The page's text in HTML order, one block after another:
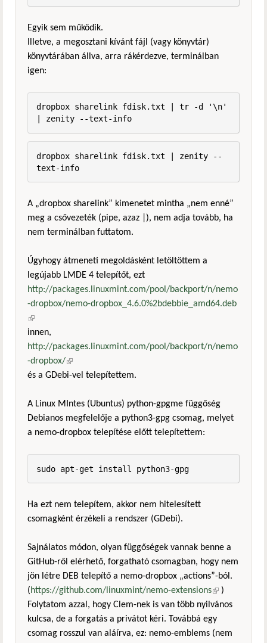
Egyik sem működik.
Illetve, a megosztani kívánt fájl (vagy könyvtár)
könyvtárában állva, arra rákérdezve, terminálban
igen:
dropbox sharelink fdisk.txt | tr -d '\n'
| zenity --text-info
dropbox sharelink fdisk.txt | zenity --
text-info
A „dropbox sharelink” kimenetet mintha „nem enné”
meg a csővezeték (pipe, azaz |), nem adja tovább, ha
nem terminálban futtatom.
Úgyhogy átmeneti megoldásként letöltöttem a
legújabb LMDE 4 telepítőt, ezt
http://packages.linuxmint.com/pool/backport/n/nemo
-dropbox/nemo-dropbox_4.6.0%2bdebbie_amd64.deb
(külső hivatkozás)
innen,
http://packages.linuxmint.com/pool/backport/n/nemo
-dropbox/(külső hivatkozás)
és a GDebi-vel telepítettem.
A Linux MIntes (Ubuntus) python-gpgme függőség
Debianos megfelelője a python3-gpg csomag, melyet
a nemo-dropbox telepítése előtt telepítettem:
sudo apt-get install python3-gpg
Ha ezt nem telepítem, akkor nem hitelesített
csomagként érzékeli a rendszer (GDebi).
Sajnálatos módon, olyan függőségek vannak benne a
GitHub-ről elérhető, forgatható csomagban, hogy nem
jön létre DEB telepítő a nemo-dropbox „actions”-ból.
(https://github.com/linuxmint/nemo-extensions(külső
hivatkozás)
)
Folytatom azzal, hogy Clem-nek is van több nyilvános
kulcsa, de a forgatás a privátot kéri. Továbbá egy
csomag rosszul van aláírva, ez: nemo-emblems (nem